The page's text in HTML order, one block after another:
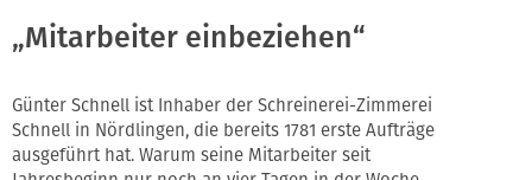
„Mitarbeiter einbeziehen“
Günter Schnell ist Inhaber der Schreinerei-Zimmerei
Schnell in Nördlingen, die bereits 1781 erste Aufträge
ausgeführt hat. Warum seine Mitarbeiter seit